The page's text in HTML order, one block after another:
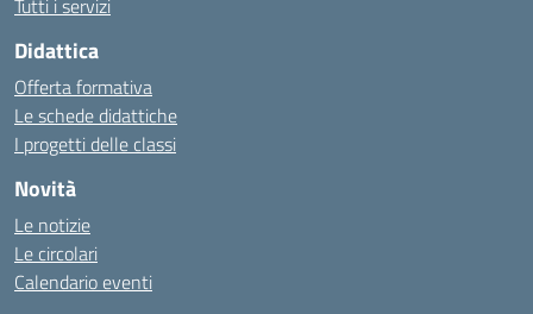
Tutti i servizi
Didattica
Offerta formativa
Le schede didattiche
I progetti delle classi
Novità
Le notizie
Le circolari
Calendario eventi